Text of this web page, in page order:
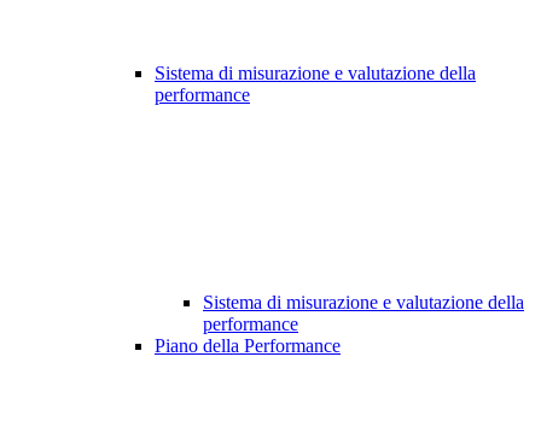
Sistema di misurazione e valutazione della
performance
Sistema di misurazione e valutazione della
performance
Piano della Performance